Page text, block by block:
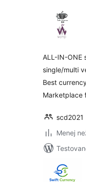
ALL-IN-ONE
single/multi
Best
Marketplace
scd2021
Menej